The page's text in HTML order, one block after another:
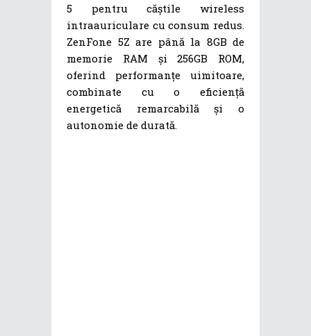
5 pentru căștile wireless
intraauriculare cu consum redus.
ZenFone 5Z are până la 8GB de
memorie RAM și 256GB ROM,
oferind performanțe uimitoare,
combinate cu o eficiență
energetică remarcabilă și o
autonomie de durată.